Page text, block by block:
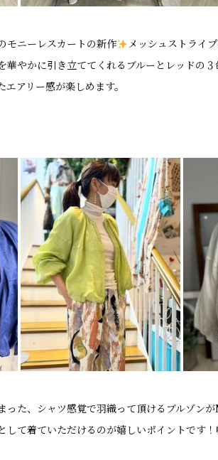
モニーレスカートの新作
メッシュストライ
華やかに引き立ててくれるブルーとレッド
アリー感が楽しめます。
った、シャツ感覚で羽織って頂けるブルゾ
して着ていただけるのが嬉しいポイントです